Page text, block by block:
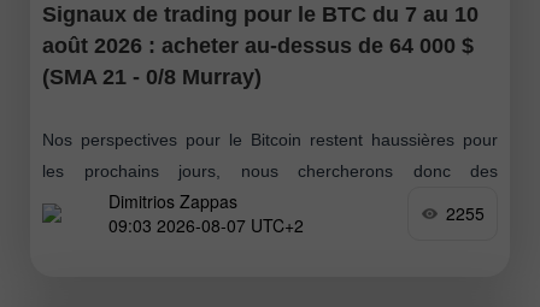
Signaux de trading pour le BTC du 7 au 10
août 2026 : acheter au-dessus de 64 000 $
(SMA 21 - 0/8 Murray)
Nos perspectives pour le Bitcoin restent haussières pour
les prochains jours, nous chercherons donc des
opportunités d’achat. Si BTC parvient à franchir le niveau
de 64 423 $ puis
Dimitrios Zappas
09:03 2026-08-07 UTC+2
2255